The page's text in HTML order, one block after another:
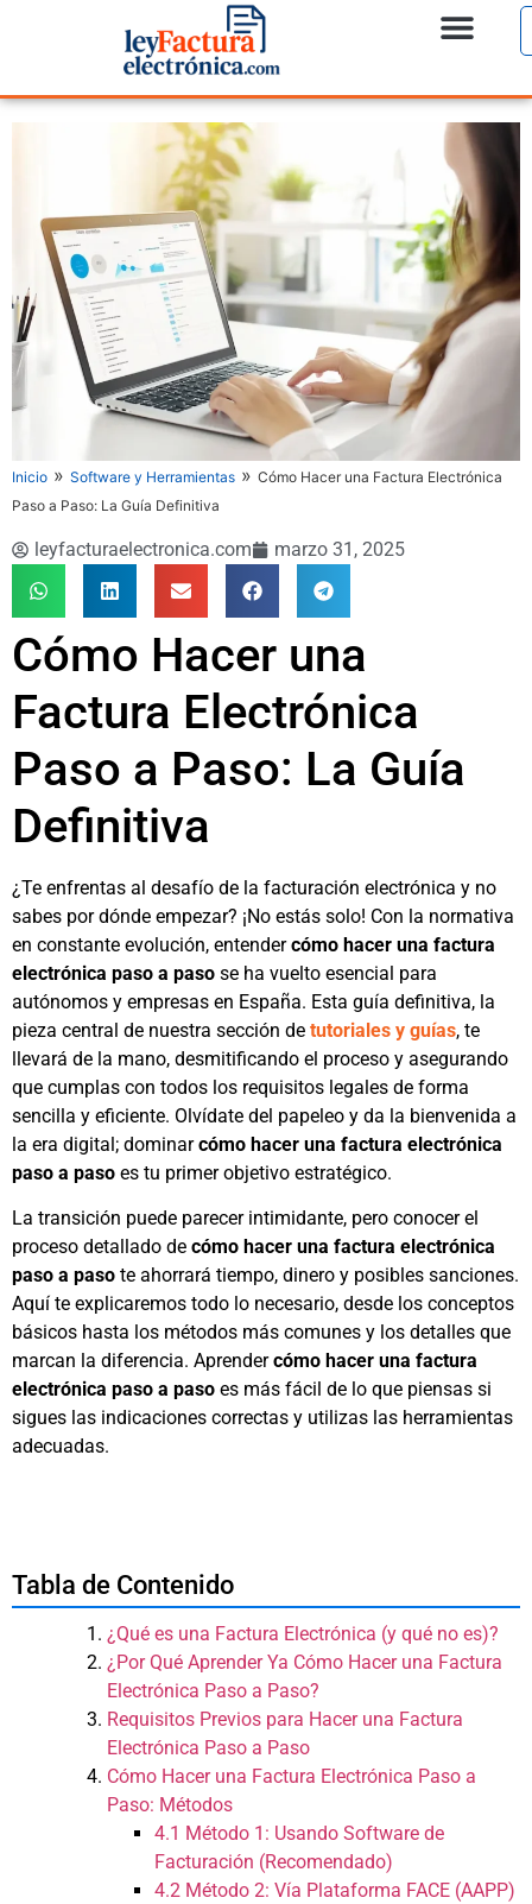
Inicio » Software y Herramientas » Cómo Hacer una Factura Electrónica
Paso a Paso: La Guía Definitiva
leyfacturaelectronica.com marzo 31, 2025
Cómo Hacer una
Factura Electrónica
Paso a Paso: La Guía
Definitiva
¿Te enfrentas al desafío de la facturación electrónica y no
sabes por dónde empezar? ¡No estás solo! Con la normativa
en constante evolución, entendercómo hacer una factura
electrónica paso a paso se ha vuelto esencial para
autónomos y empresas en España. Esta guía definitiva, la
pieza central de nuestra sección de tutoriales y guías, te
llevará de la mano, desmitificando el proceso y asegurando
que cumplas con todos los requisitos legales de forma
sencilla y eficiente. Olvídate del papeleo y da la bienvenida a
la era digital; dominarcómo hacer una factura electrónica
paso a paso es tu primer objetivo estratégico.
La transición puede parecer intimidante, pero conocer el
proceso detallado de cómo hacer una factura electrónica
paso a paso te ahorrará tiempo, dinero y posibles sanciones.
Aquí te explicaremos todo lo necesario, desde los conceptos
básicos hasta los métodos más comunes y los detalles que
marcan la diferencia. Aprendercómo hacer una factura
electrónica paso a paso es más fácil de lo que piensas si
sigues las indicaciones correctas y utilizas las herramientas
adecuadas.
Tabla de Contenido
¿Qué es una Factura Electrónica (y qué no es)?
¿Por Qué Aprender Ya Cómo Hacer una Factura
Electrónica Paso a Paso?
Requisitos Previos para Hacer una Factura
Electrónica Paso a Paso
Cómo Hacer una Factura Electrónica Paso a
Paso: Métodos
4.1 Método 1: Usando Software de
Facturación (Recomendado)
4.2 Método 2: Vía Plataforma FACE (AAPP)